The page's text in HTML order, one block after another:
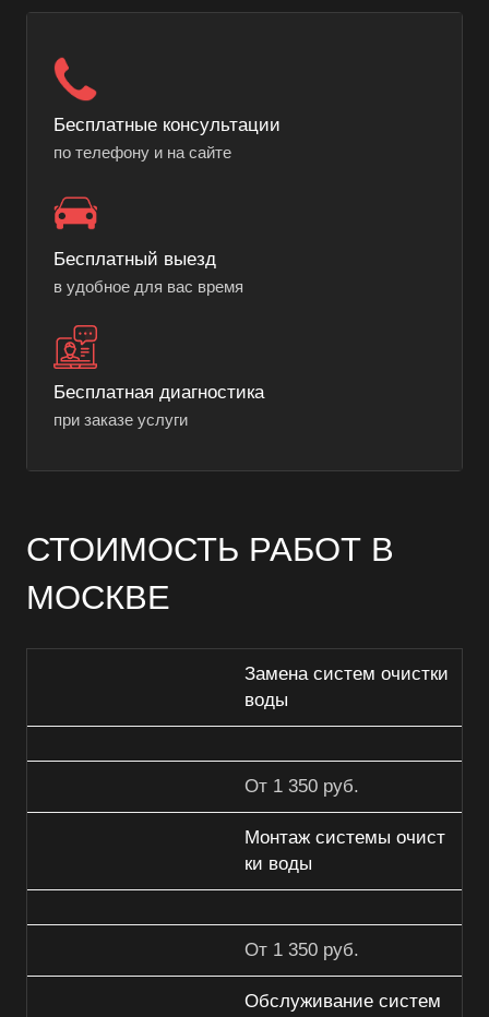
Бесплатные консультации
по телефону и на сайте
Бесплатный выезд
в удобное для вас время
Бесплатная диагностика
при заказе услуги
СТОИМОСТЬ РАБОТ В
МОСКВЕ
Замена систем очистки
воды
От 1 350 руб.
Монтаж системы очист
ки воды
От 1 350 руб.
Обслуживание систем